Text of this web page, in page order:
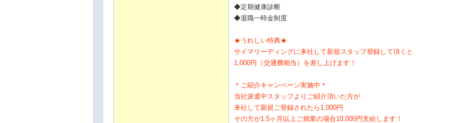
◆定期健康診断
◆退職一時金制度
★うれしい特典★
サイマリーディングに来社して新規スタッフ登録して頂くと
1,000円（交通費相当）を差し上げます！
＊ご紹介キャンペーン実施中＊
当社派遣中スタッフよりご紹介頂いた方が
来社して新規ご登録されたら1,000円
その方が1.5ヶ月以上ご就業の場合10,000円支給します！